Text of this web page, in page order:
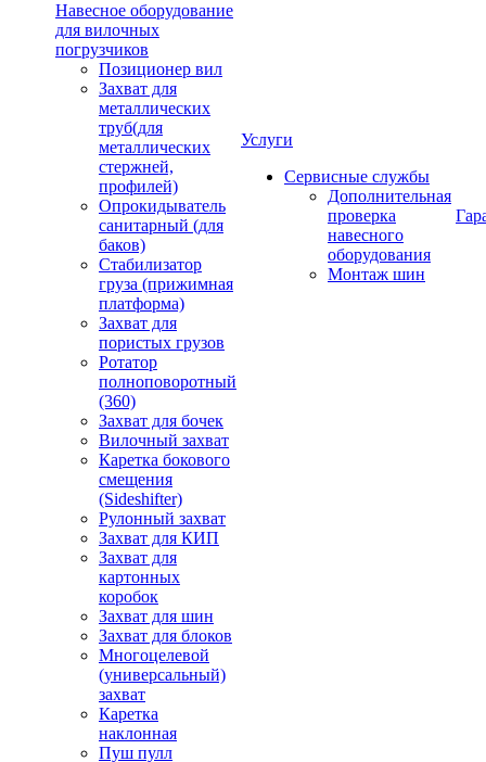
Навесное оборудование
для вилочных
погрузчиков
Позиционер вил
Захват для
металлических
труб(для
металлических
стержней,
профилей)
Опрокидыватель
санитарный (для
баков)
Стабилизатор
груза (прижимная
платформа)
Захват для
пористых грузов
Ротатор
полноповоротный
(360)
Захват для бочек
Вилочный захват
Каретка бокового
смещения
(Sideshifter)
Рулонный захват
Захват для КИП
Захват для
картонных
коробок
Захват для шин
Захват для блоков
Многоцелевой
(универсальный)
захват
Каретка
наклонная
Пуш пулл
Услуги
Сервисные службы
Дополнительная
проверка
навесного
оборудования
Монтаж шин